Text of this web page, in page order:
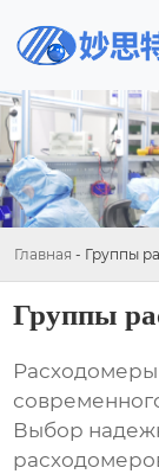
Главная - Группы
Группы
Расходомеры
Выбор